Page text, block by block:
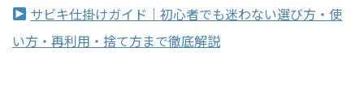
サビキ仕掛けガイド｜初心者でも迷わない選び方・使
い方・再利用・捨て方まで徹底解説